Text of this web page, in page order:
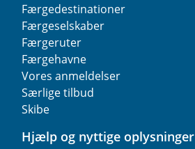
Færgedestinationer
Færgeselskaber
Færgeruter
Færgehavne
Vores anmeldelser
Særlige tilbud
Skibe
Hjælp og nyttige oplysninger